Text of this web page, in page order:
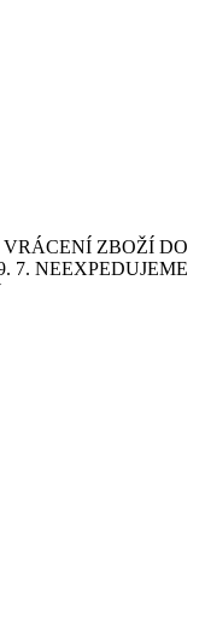
ZBOŽÍ DO
7. NEEXPEDUJEME